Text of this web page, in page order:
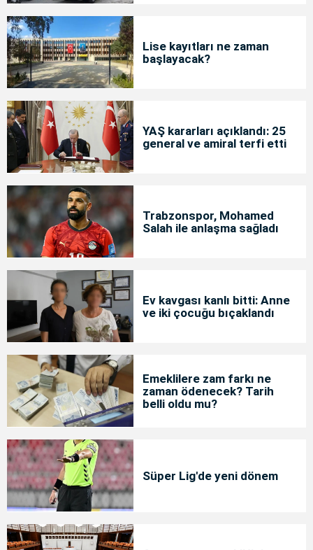
Lise kayıtları ne zaman
başlayacak?
YAŞ kararları açıklandı: 25
general ve amiral terfi etti
Trabzonspor, Mohamed
Salah ile anlaşma sağladı
Ev kavgası kanlı bitti: Anne
ve iki çocuğu bıçaklandı
Emeklilere zam farkı ne
zaman ödenecek? Tarih
belli oldu mu?
Süper Lig'de yeni dönem